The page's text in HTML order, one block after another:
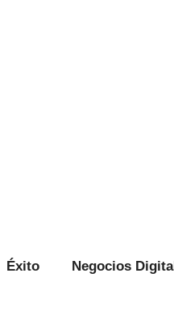
Éxito Negocios